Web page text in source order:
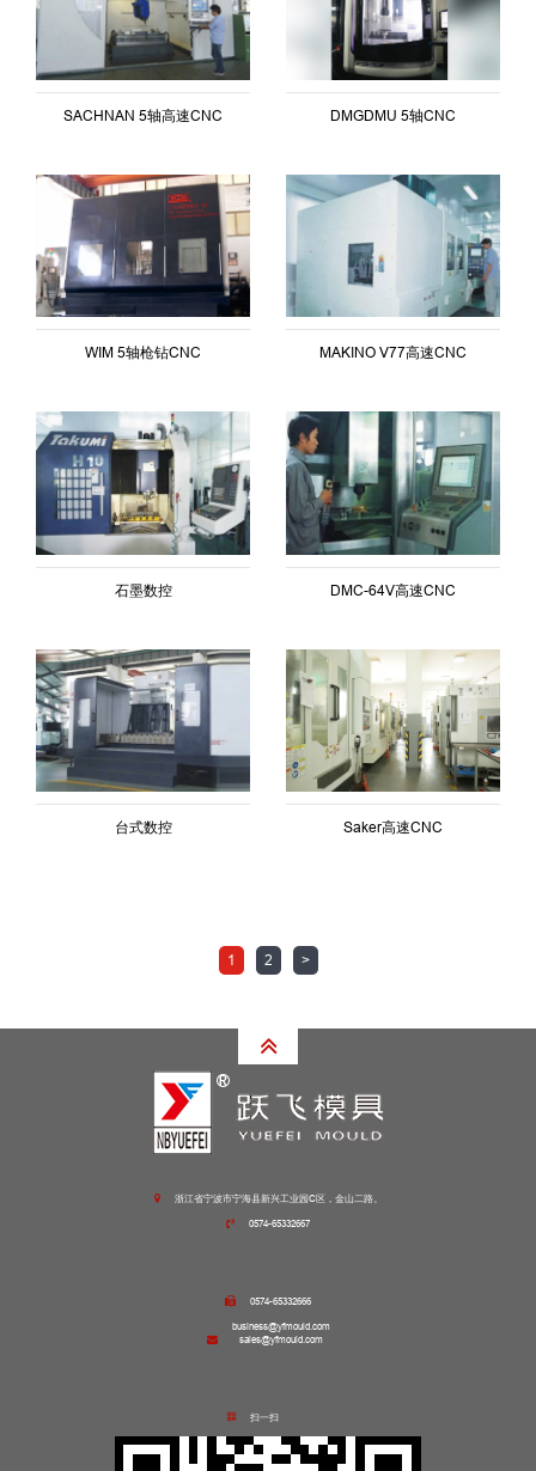
SACHNAN 5轴高速CNC DMGDMU 5轴CNC
WIM 5轴枪钻CNC MAKINO V77高速CNC
石墨数控 DMC-64V高速CNC
台式数控 Saker高速CNC
1 2 >
浙江省宁波市宁海县新兴工业园C区，金山二路。
0574-65332667
0574-65332666
business@yfmould.com
sales@yfmould.com
扫一扫